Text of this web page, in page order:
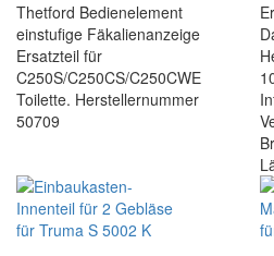
Thetford Bedienelement
einstufige Fäkalienanzeige
Ersatzteil für
C250S/C250CS/C250CWE
Toilette. Herstellernummer
50709